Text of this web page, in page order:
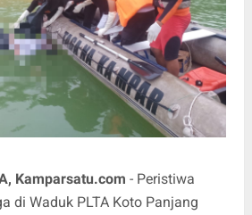
Kamparsatu.com - Peristiwa
di Waduk PLTA Koto Panjang